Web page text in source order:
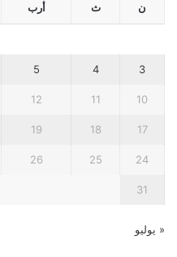
ن ث أرب
3
4
5
10
11
12
17
18
19
24
25
26
31
« يوليو